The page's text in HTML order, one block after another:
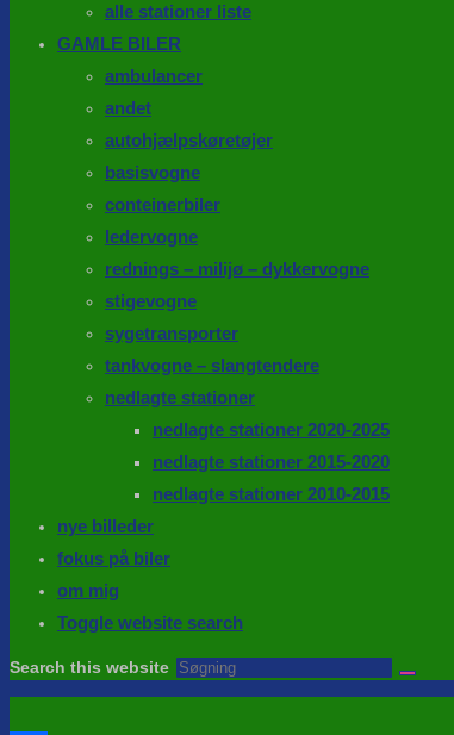
alle stationer liste
GAMLE BILER
ambulancer
andet
autohjælpskøretøjer
basisvogne
conteinerbiler
ledervogne
rednings – milijø – dykkervogne
stigevogne
sygetransporter
tankvogne – slangtendere
nedlagte stationer
nedlagte stationer 2020-2025
nedlagte stationer 2015-2020
nedlagte stationer 2010-2015
nye billeder
fokus på biler
om mig
Toggle website search
Search this website